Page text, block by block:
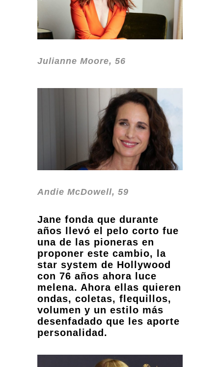
Julianne Moore, 56
Andie McDowell, 59
Jane fonda que durante
años llevó el pelo corto fue
una de las pioneras en
proponer este cambio, la
star system de Hollywood
con 76 años ahora luce
melena. Ahora ellas quieren
ondas, coletas, flequillos,
volumen y un estilo más
desenfadado que les aporte
personalidad.